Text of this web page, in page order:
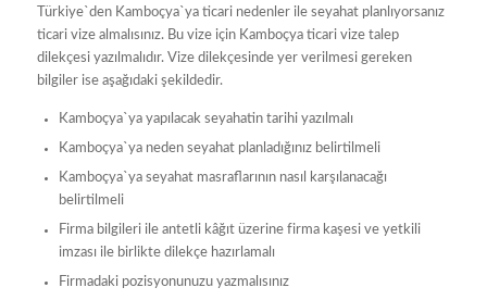
Türkiye`den Kamboçya`ya ticari nedenler ile seyahat planlıyorsanız
ticari vize almalısınız. Bu vize için Kamboçya ticari vize talep
dilekçesi yazılmalıdır. Vize dilekçesinde yer verilmesi gereken
bilgiler ise aşağıdaki şekildedir.
Kamboçya`ya yapılacak seyahatin tarihi yazılmalı
Kamboçya`ya neden seyahat planladığınız belirtilmeli
Kamboçya`ya seyahat masraflarının nasıl karşılanacağı
belirtilmeli
Firma bilgileri ile antetli kâğıt üzerine firma kaşesi ve yetkili
imzası ile birlikte dilekçe hazırlamalı
Firmadaki pozisyonunuzu yazmalısınız